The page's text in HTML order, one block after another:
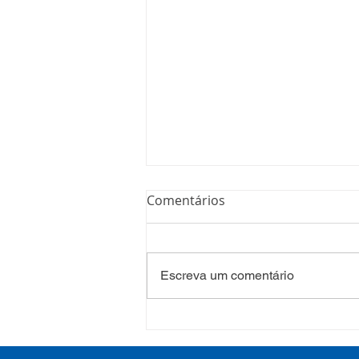
formação sobre saúde
Comentários
Escreva um comentário